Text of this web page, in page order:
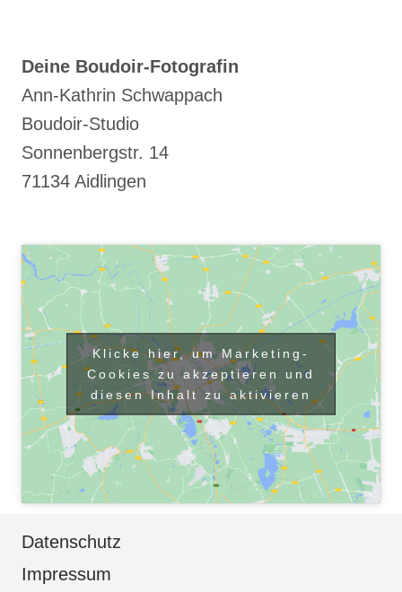
Deine Boudoir-Fotografin
Ann-Kathrin Schwappach
Boudoir-Studio
Sonnenbergstr. 14
71134 Aidlingen
Klicke hier, um Marketing-
Cookies zu akzeptieren und
diesen Inhalt zu aktivieren
Datenschutz
Impressum